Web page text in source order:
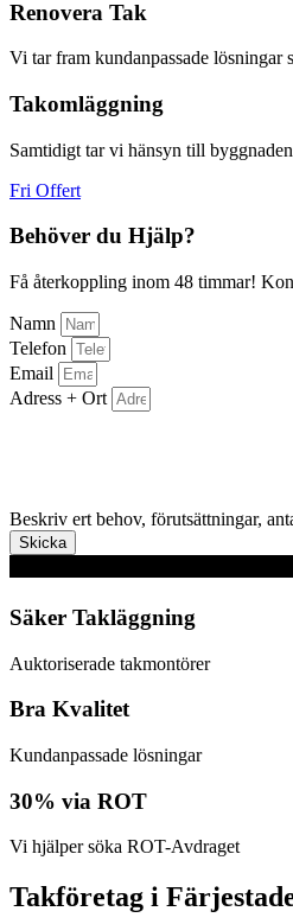
Renovera Tak
Vi tar fram kundanpassade lösningar
Takomläggning
Samtidigt tar vi hänsyn till
Fri Offert
Behöver du Hjälp?
Få återkoppling inom 48 timmar!
Namn
Telefon
Email
Adress + Ort
Beskriv ert behov, förutsättningar,
Skicka
Säker Takläggning
Auktoriserade takmontörer
Bra Kvalitet
Kundanpassade lösningar
30% via ROT
Vi hjälper söka ROT-Avdraget
Takföretag i